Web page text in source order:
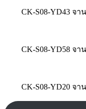
CK-S08-YD43 จา
CK-S08-YD58 จา
CK-S08-YD20 จา